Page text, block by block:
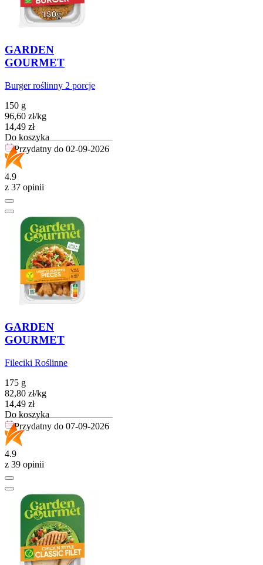
GARDEN
GOURMET
Burger roślinny 2 porcje
150 g
96,60 zł/kg
Cena
14,49 zł
Do koszyka
Przydatny do 02-09-2026
4.9
z 37 opinii
GARDEN
GOURMET
Fileciki Roślinne
175 g
82,80 zł/kg
Cena
14,49 zł
Do koszyka
Przydatny do 07-09-2026
4.9
z 39 opinii